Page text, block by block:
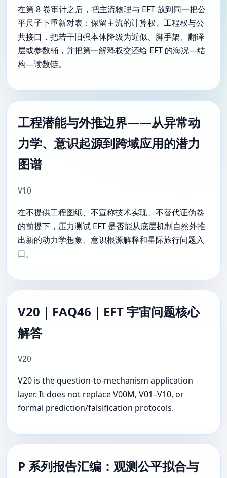
在第 8 卷审计之后，把主流物理与 EFT 放到同一把公
平尺子下重新对表：保留主流的计算权、工程权与公
共接口，把若干旧强本体降级为近似、脚手架、翻译
层或参数桶，并把第一解释权交还给 EFT 的海况—结
构—读数链。
工程潜能与外推边界——从异常动
力学、意识起源到跨域应用的潜力
图谱
V10
在不提供工程图纸、不宣称技术实现、不替代证伪卷
的前提下，压力测试 EFT 是否能从底层机制自然外推
出新的动力学想象、意识根源解释和星际旅行问题入
口。
V20｜FAQ46｜EFT 宇宙问题核心
解答
V20
V20 is the question-to-mechanism application
layer. It does not replace V00M, V01–V10, or
formal prediction/falsification protocols.
P 系列报告汇编：观测公平拟合与